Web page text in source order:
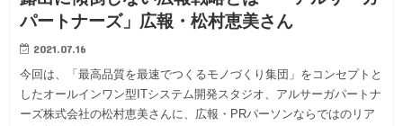
パートナーズ」広報・松村恵美さん
2021.07.16
今回は、「最高品質を最速でつくるモノづくり集団」をコンセプトと
したオールインワン型ITシステム開発スタジオ、アルサーガパートナ
ーズ株式会社の松村恵美さんに、広報・PRパーソンならではのリア